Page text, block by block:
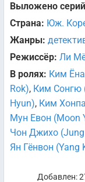
Выложено
Страна: Юж.
Жанры:
Режиссёр: Ли
В ролях: Ким
Rok), Ким Сонгю
Hyun), Ким
Мун Евон (Moon
Чон Джихо
Ян Гёнвон (Yang
Добавлен: